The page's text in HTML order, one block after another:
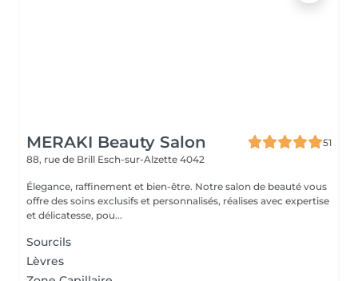
MERAKI Beauty Salon
51
88, rue de Brill Esch-sur-Alzette 4042
Élegance, raffinement et bien-être. Notre salon de beauté vous
offre des soins exclusifs et personnalisés, réalises avec expertise
et délicatesse, pou...
Sourcils
Lèvres